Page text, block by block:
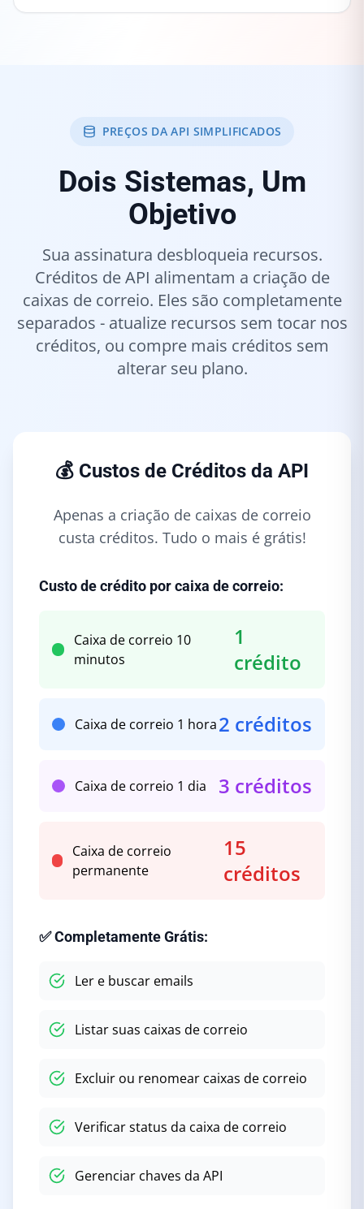
PREÇOS DA API SIMPLIFICADOS
Dois Sistemas, Um
Objetivo
Sua assinatura desbloqueia recursos.
Créditos de API alimentam a criação de
caixas de correio. Eles são completamente
separados - atualize recursos sem tocar nos
créditos, ou compre mais créditos sem
alterar seu plano.
💰 Custos de Créditos da API
Apenas a criação de caixas de correio
custa créditos. Tudo o mais é grátis!
Custo de crédito por caixa de correio:
Caixa de correio 10
minutos
1
crédito
Caixa de correio 1 hora2 créditos
Caixa de correio 1 dia 3 créditos
Caixa de correio
permanente
15
créditos
✅ Completamente Grátis:
Ler e buscar emails
Listar suas caixas de correio
Excluir ou renomear caixas de correio
Verificar status da caixa de correio
Gerenciar chaves da API